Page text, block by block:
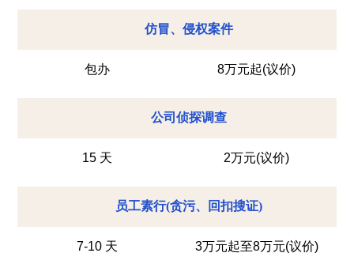
仿冒、侵权案件
包办 8万元起(议价)
公司侦探调查
15 天 2万元(议价)
员工素行(贪污、回扣搜证)
7-10 天 3万元起至8万元(议价)